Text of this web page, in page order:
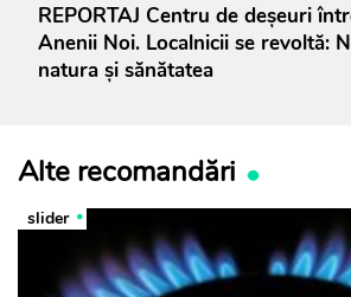
REPORTAJ Centru de deșeuri
Anenii Noi. Localnicii se revoltă:
natura și sănătatea
Alte recomandări
slider